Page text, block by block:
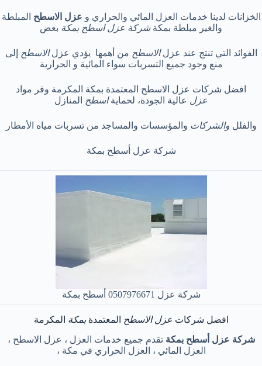
الخزانات لدينا خدمات العزل المائي والحراري و عزل الاسطح المبلطة
والغير مبلطة بمكةشركة عزل اسطح بمكة بعض
الفوائد التي تنتج عند عزلالاسطح من أهمها يؤدي عزلالاسطح
إلى
منع وجود جميع التسربات سواء المائية و الحرارية
افضل شركات عزل الاسطح المعتمدة بمكة المكرمة وفر مواد
عزل عالية الجودة، لحمايةاسطح المنازل
والفلل والشركات والمؤسسات والمساجد من تسربات مياه الأمطار
شركة عزل أسطح بمكة
شركة عزل 0507976671 أسطح بمكة
افضل شركات عزل الاسطح المعتمدةبمكة المكرمة
شركة عزل أسطح بمكة تقدم جميع خدمات العزل ، عزل الاسطح ،
العزل المائي ، العزل الحراري في مكة ،